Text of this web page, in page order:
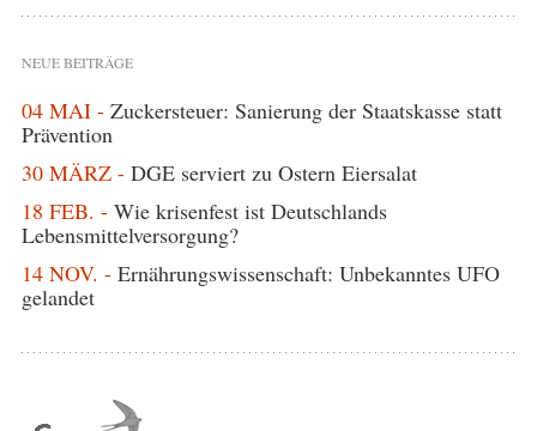
NEUE BEITRÄGE
04 MAI - Zuckersteuer: Sanierung der Staatskasse statt
Prävention
30 MÄRZ - DGE serviert zu Ostern Eiersalat
18 FEB. - Wie krisenfest ist Deutschlands
Lebensmittelversorgung?
14 NOV. - Ernährungswissenschaft: Unbekanntes UFO
gelandet